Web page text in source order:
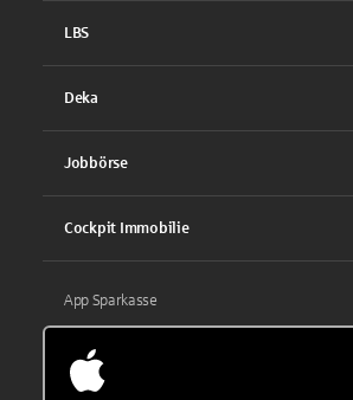
LBS
Deka
Jobbörse
Cockpit Immobilie
App Sparkasse